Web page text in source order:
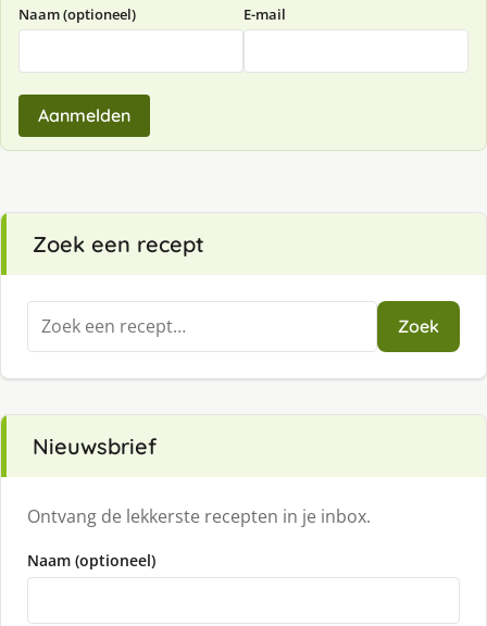
Naam (optioneel) E-mail
Aanmelden
Zoek een recept
Zoeken
naar:
Zoek
Nieuwsbrief
Ontvang de lekkerste recepten in je inbox.
Naam (optioneel)